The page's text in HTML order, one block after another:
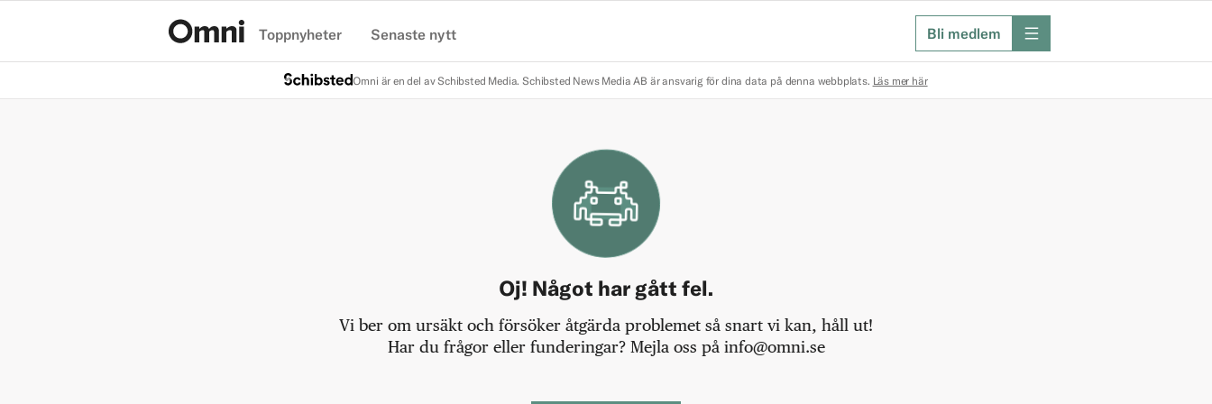
Toppnyheter Senaste nytt Bli medlem meny
Omni är en del av Schibsted Media. Schibsted News Media AB är ansvarig för dina data på denna webbplats. Läs mer här
Oj! Något har gått fel.
Vi ber om ursäkt och försöker åtgärda problemet så snart vi kan, håll ut!
Har du frågor eller funderingar? Mejla oss på info@omni.se